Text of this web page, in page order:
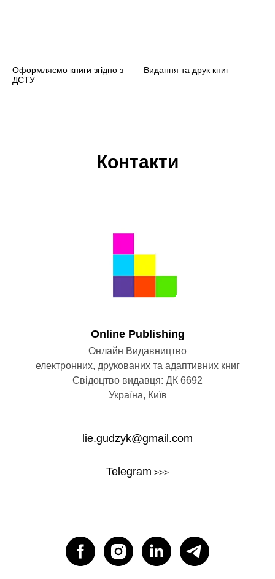
Оформляємо книги згідно з
ДСТУ
Видання та друк книг
Контакти
Оnline Publishing
Онлайн Видавництво
електронних, друкованих та адаптивних книг
Свідоцтво видавця: ДК 6692
Україна, Київ
lie.gudzyk@gmail.com
Telegram >>>